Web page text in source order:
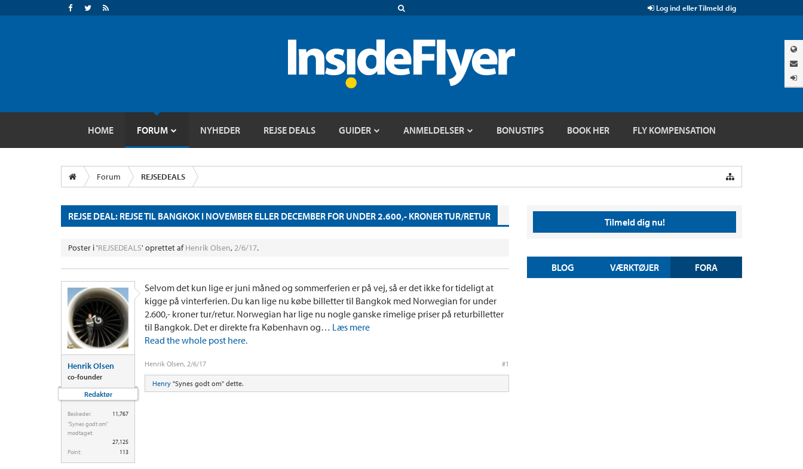
Log ind eller Tilmeld dig
HOME FORUM NYHEDER REJSE DEALS GUIDER ANMELDELSER BONUSTIPS BOOK HER FLY KOMPENSATION
Forum REJSEDEALS
REJSE DEAL: REJSE TIL BANGKOK I NOVEMBER ELLER DECEMBER FOR UNDER 2.600,- KRONER TUR/RETUR
Poster i 'REJSEDEALS' oprettet afHenrik Olsen,2/6/17.
Henrik Olsen
co-founder
Redaktør
Beskeder:
11,767
"Synes godt om"
modtaget:
27,125
Point:
113
Selvom det kun lige er juni måned og sommerferien er på vej, så er det ikke for tideligt at
kigge på vinterferien. Du kan lige nu købe billetter til Bangkok med Norwegian for under
2.600,- kroner tur/retur. Norwegian har lige nu nogle ganske rimelige priser på returbilletter
til Bangkok. Det er direkte fra København og… Læs mere
Read the whole post here.
Henrik Olsen, 2/6/17 #1
Henry "Synes godt om" dette.
Tilmeld dig nu!
BLOG VÆRKTØJER FORA